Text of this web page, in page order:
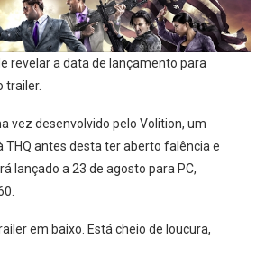
revelar a data de lançamento para
trailer.
vez desenvolvido pelo Volition, um
THQ antes desta ter aberto falência e
lançado a 23 de agosto para PC,
em baixo. Está cheio de loucura,